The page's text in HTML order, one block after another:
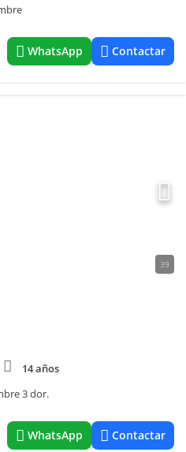
WhatsApp Contactar
39
14 años
3 dor.
WhatsApp Contactar